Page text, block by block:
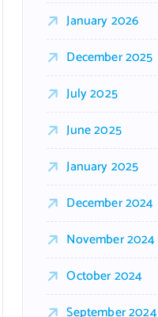
January 2026
December 2025
July 2025
June 2025
January 2025
December 2024
November 2024
October 2024
September 2024